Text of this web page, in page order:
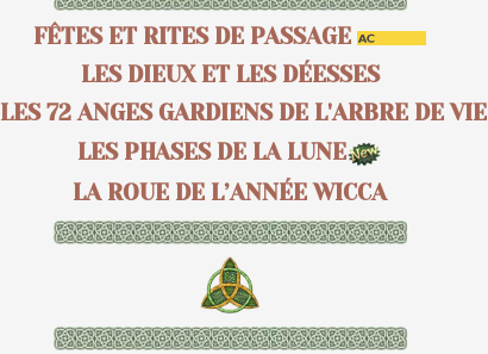
FÊTES ET RITES DE PASSAGE
LES DIEUX ET LES DÉESSES
LES 72 ANGES GARDIENS DE L'ARBRE DE VIE
LES PHASES DE LA LUNE
LA ROUE DE L’ANNÉE WICCA